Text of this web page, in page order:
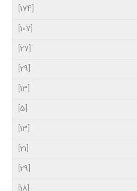
[174]
[107]
[27]
[29]
[13]
[5]
[13]
[21]
[29]